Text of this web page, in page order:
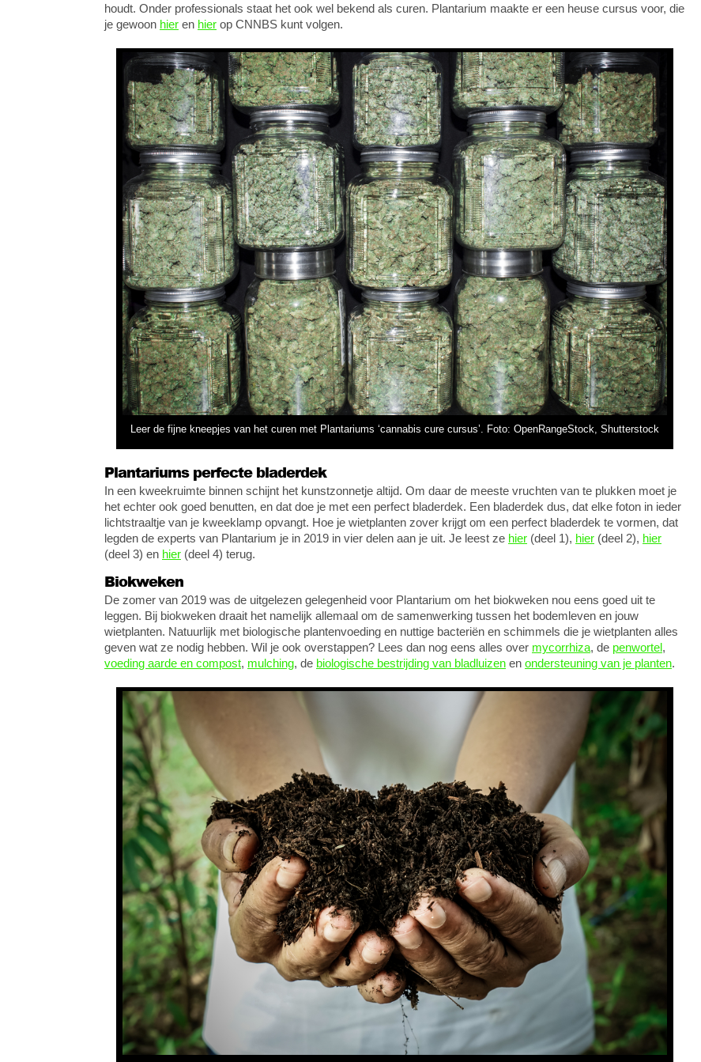
houdt. Onder professionals staat het ook wel bekend als curen. Plantarium maakte er een heuse cursus voor, die
je gewoon hier en hier op CNNBS kunt volgen.
Leer de fijne kneepjes van het curen met Plantariums ‘cannabis cure cursus’. Foto: OpenRangeStock, Shutterstock
Plantariums perfecte bladerdek
In een kweekruimte binnen schijnt het kunstzonnetje altijd. Om daar de meeste vruchten van te plukken moet je
het echter ook goed benutten, en dat doe je met een perfect bladerdek. Een bladerdek dus, dat elke foton in ieder
lichtstraaltje van je kweeklamp opvangt. Hoe je wietplanten zover krijgt om een perfect bladerdek te vormen, dat
legden de experts van Plantarium je in 2019 in vier delen aan je uit. Je leest ze hier (deel 1), hier (deel 2), hier
(deel 3) en hier (deel 4) terug.
Biokweken
De zomer van 2019 was de uitgelezen gelegenheid voor Plantarium om het biokweken nou eens goed uit te
leggen. Bij biokweken draait het namelijk allemaal om de samenwerking tussen het bodemleven en jouw
wietplanten. Natuurlijk met biologische plantenvoeding en nuttige bacteriën en schimmels die je wietplanten alles
geven wat ze nodig hebben. Wil je ook overstappen? Lees dan nog eens alles over mycorrhiza, de penwortel,
voeding aarde en compost, mulching, de biologische bestrijding van bladluizen en ondersteuning van je planten.